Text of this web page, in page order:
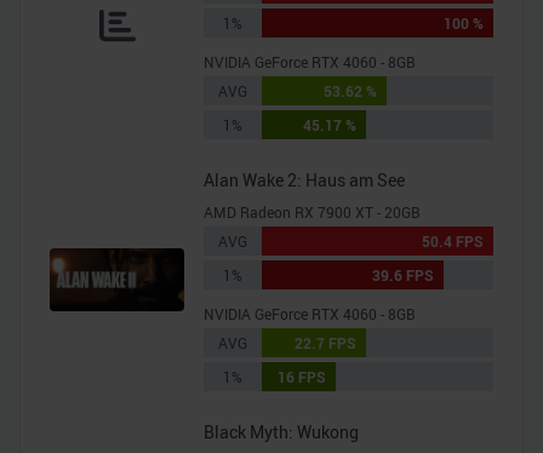
1%
100 %
NVIDIA GeForce RTX 4060 - 8GB
AVG
53.62 %
1%
45.17 %
Alan Wake 2: Haus am See
AMD Radeon RX 7900 XT - 20GB
AVG
50.4 FPS
1%
39.6 FPS
NVIDIA GeForce RTX 4060 - 8GB
AVG
22.7 FPS
1%
16 FPS
Black Myth: Wukong